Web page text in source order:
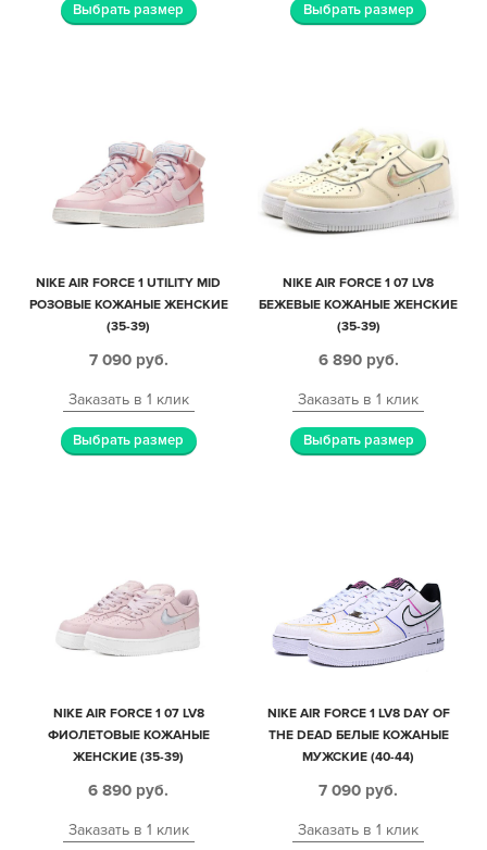
Выбрать размер Выбрать размер
NIKE AIR FORCE 1 UTILITY MID
РОЗОВЫЕ КОЖАНЫЕ ЖЕНСКИЕ
(35-39)
7 090 руб.
Заказать в 1 клик
Выбрать размер
NIKE AIR FORCE 1 07 LV8
БЕЖЕВЫЕ КОЖАНЫЕ ЖЕНСКИЕ
(35-39)
6 890 руб.
Заказать в 1 клик
Выбрать размер
NIKE AIR FORCE 1 07 LV8
ФИОЛЕТОВЫЕ КОЖАНЫЕ
ЖЕНСКИЕ (35-39)
6 890 руб.
Заказать в 1 клик
NIKE AIR FORCE 1 LV8 DAY OF
THE DEAD БЕЛЫЕ КОЖАНЫЕ
МУЖСКИЕ (40-44)
7 090 руб.
Заказать в 1 клик